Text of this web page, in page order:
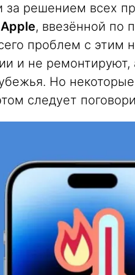
за решением всех
, ввезённой по
проблем с этим
и не ремонтируют,
Но
следует